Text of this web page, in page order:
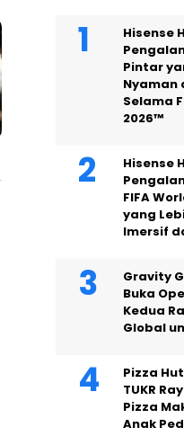
Hisense
Pintar
Nyaman
Selama
2026™
Hisense
FIFA
yang
Imersif
Gravity
Buka
Kedua
Global
Pizza
TUKR
Pizza
Anak